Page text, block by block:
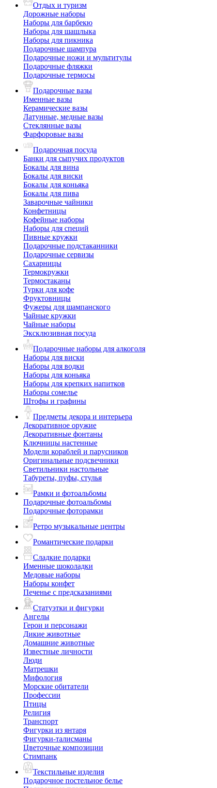
Отдых и туризм
Дорожные наборы
Наборы для барбекю
Наборы для шашлыка
Наборы для пикника
Подарочные шампура
Подарочные ножи и мультитулы
Подарочные фляжки
Подарочные термосы
Подарочные вазы
Именные вазы
Керамические вазы
Латунные, медные вазы
Стеклянные вазы
Фарфоровые вазы
Подарочная посуда
Банки для сыпучих продуктов
Бокалы для вина
Бокалы для виски
Бокалы для коньяка
Бокалы для пива
Заварочные чайники
Конфетницы
Кофейные наборы
Наборы для специй
Пивные кружки
Подарочные подстаканники
Подарочные сервизы
Сахарницы
Термокружки
Термостаканы
Турки для кофе
Фруктовницы
Фужеры для шампанского
Чайные кружки
Чайные наборы
Эксклюзивная посуда
Подарочные наборы для алкоголя
Наборы для виски
Наборы для водки
Наборы для коньяка
Наборы для крепких напитков
Наборы сомелье
Штофы и графины
Предметы декора и интерьера
Декоративное оружие
Декоративные фонтаны
Ключницы настенные
Модели кораблей и парусников
Оригинальные подсвечники
Светильники настольные
Табуреты, пуфы, стулья
Рамки и фотоальбомы
Подарочные фотоальбомы
Подарочные фоторамки
Ретро музыкальные центры
Романтические подарки
Сладкие подарки
Именные шоколадки
Медовые наборы
Наборы конфет
Печенье с предсказаниями
Статуэтки и фигурки
Ангелы
Герои и персонажи
Дикие животные
Домашние животные
Известные личности
Люди
Матрешки
Мифология
Морские обитатели
Профессии
Птицы
Религия
Транспорт
Фигурки из янтаря
Фигурки-талисманы
Цветочные композиции
Стимпанк
Текстильные изделия
Подарочное постельное белье